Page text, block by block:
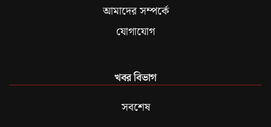
আমাদের সম্পর্কে
যোগাযোগ
খবর বিভাগ
সবশেষ